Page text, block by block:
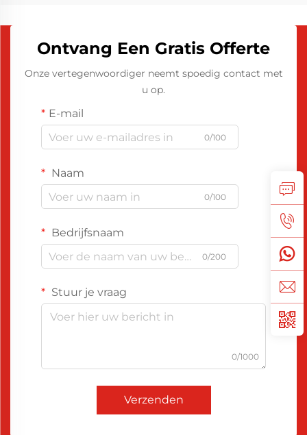
Ontvang Een Gratis Offerte
Onze vertegenwoordiger neemt spoedig contact met
u op.
E-mail
0/100
Naam
0/100
Bedrijfsnaam
0/200
Stuur je vraag
0/1000
Verzenden